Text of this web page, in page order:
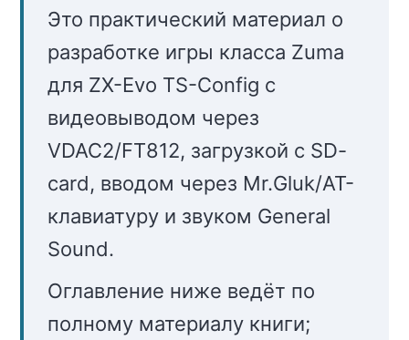
Это практический материал о
разработке игры класса Zuma
для ZX-Evo TS-Config с
видеовыводом через
VDAC2/FT812, загрузкой с SD-
card, вводом через Mr.Gluk/AT-
клавиатуру и звуком General
Sound.
Оглавление ниже ведёт по
полному материалу книги;